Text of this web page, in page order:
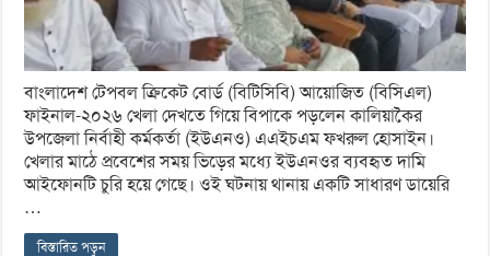
বাংলাদেশ টেপবল ক্রিকেট বোর্ড (বিটিসিবি) আয়োজিত (বিসিএল)
ফাইনাল-২০২৬ খেলা দেখতে গিয়ে বিপাকে পড়লেন কালিয়াকৈর
উপজেলা নির্বাহী কর্মকর্তা (ইউএনও) এএইচএম ফখরুল হোসাইন।
খেলার মাঠে প্রবেশের সময় ভিড়ের মধ্যে ইউএনওর ব্যবহৃত দামি
আইফোনটি চুরি হয়ে গেছে। ওই ঘটনায় থানায় একটি সাধারণ ডায়েরি
…
বিস্তারিত পড়ুন